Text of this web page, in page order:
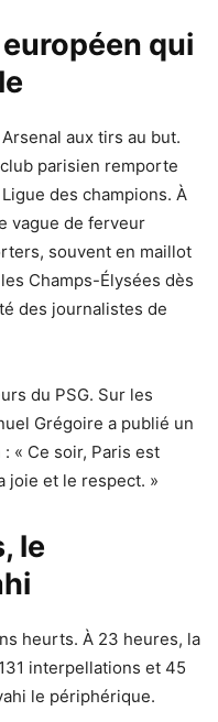
qui
aux tirs au but.
parisien remporte
des champions. À
vague de ferveur
souvent en maillot
Champs-Élysées dès
des journalistes de
du PSG. Sur les
Grégoire a publié un
« Ce soir, Paris est
joie et le respect. »
le
heurts. À 23 heures, la
interpellations et 45
le périphérique.